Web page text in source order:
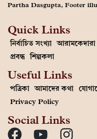
Partha Dasgupta, Footer
Quick Links
নির্বাচিত সংখ্যা আরামকেদারা
প্রবন্ধ শিল্পকলা
Useful Links
পত্রিকা আমাদের কথা
Privacy Policy
Social Links